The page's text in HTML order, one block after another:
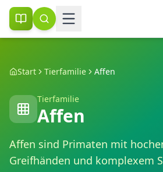
Start Tierfamilie Affen
Tierfamilie
Affen
Affen sind Primaten mit
Greifhänden und komplexem